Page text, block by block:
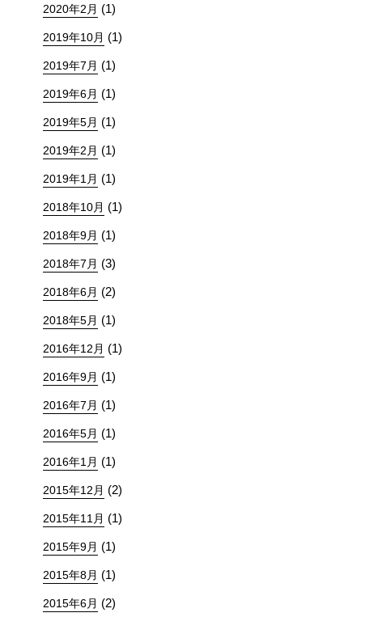
2020年2月 (1)
2019年10月 (1)
2019年7月 (1)
2019年6月 (1)
2019年5月 (1)
2019年2月 (1)
2019年1月 (1)
2018年10月 (1)
2018年9月 (1)
2018年7月 (3)
2018年6月 (2)
2018年5月 (1)
2016年12月 (1)
2016年9月 (1)
2016年7月 (1)
2016年5月 (1)
2016年1月 (1)
2015年12月 (2)
2015年11月 (1)
2015年9月 (1)
2015年8月 (1)
2015年6月 (2)